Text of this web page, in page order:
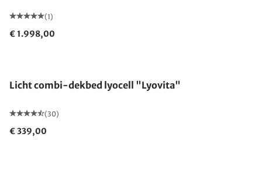
(1)
€ 1.998,00
Licht combi-dekbed lyocell "Lyovita"
(30)
€ 339,00